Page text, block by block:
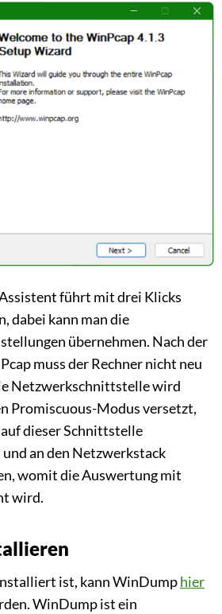
führt mit drei Klicks
dabei kann man die
übernehmen. Nach der
muss der Rechner nicht neu
Netzwerkschnittstelle wird
Promiscuous-Modus versetzt,
dieser Schnittstelle
an den Netzwerkstack
womit die Auswertung mit
wird.
ist, kann WinDumphier
WinDump ist ein